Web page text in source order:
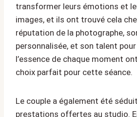
transformer leurs émotions et
images, et ils ont trouvé cela
réputation de la photographe,
personnalisée, et son talent
l’essence de chaque moment
choix parfait pour cette séance.
Le couple a également été
prestations offertes au studio.